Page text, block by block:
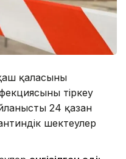
қаласының
тіркеу
24 қазан
шектеулер